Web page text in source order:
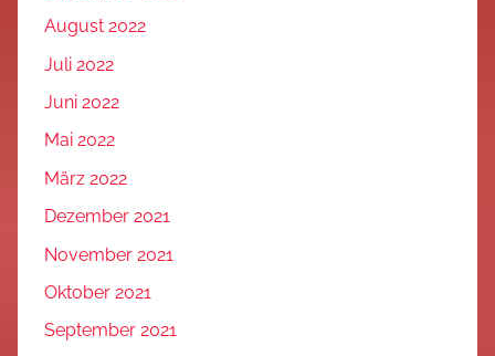
August 2022
Juli 2022
Juni 2022
Mai 2022
März 2022
Dezember 2021
November 2021
Oktober 2021
September 2021